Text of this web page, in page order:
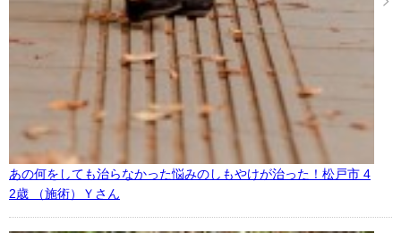
あの何をしても治らなかった悩みのしもやけが治った！松戸市 4
2歳 （施術）Ｙさん